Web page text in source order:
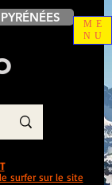
surfer sur le site
ME
NU